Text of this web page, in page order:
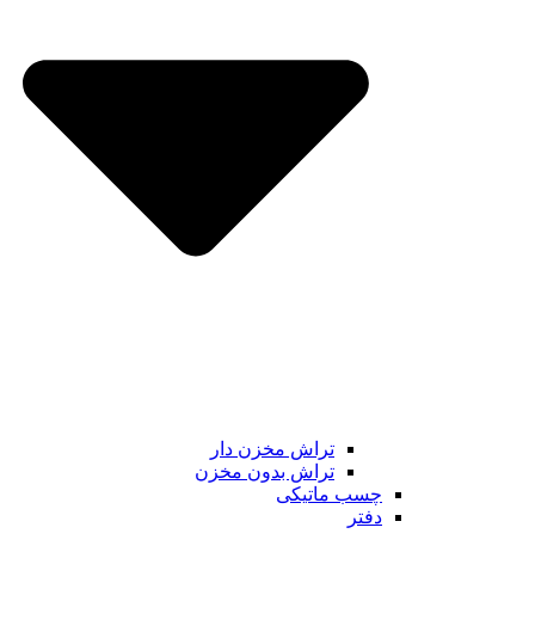
تراش مخزن دار
تراش بدون مخزن
چسب ماتیکی
دفتر